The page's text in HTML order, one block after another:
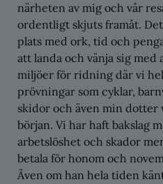
närheten av mig och vår
ordentligt skjuts framåt.
plats med ork, tid och
att landa och vänja sig
miljöer för ridning där vi
prövningar som cyklar,
skidor och även min dotter
början. Vi har haft bakslag
arbetslöshet och skador
betala för honom och
Även om han hela tiden